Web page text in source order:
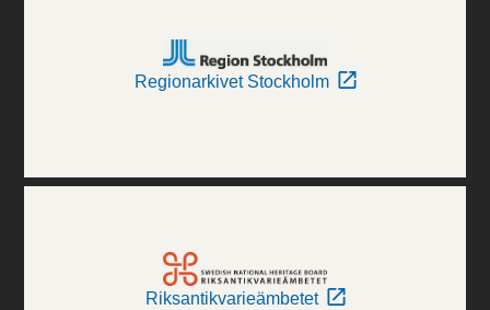
Regionarkivet Stockholm
Riksantikvarieämbetet